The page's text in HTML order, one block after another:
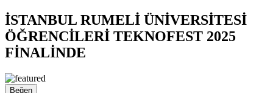
İSTANBUL RUMELİ ÜNİVERSİTESİ
ÖĞRENCİLERİ TEKNOFEST 2025
FİNALİNDE
Beğen